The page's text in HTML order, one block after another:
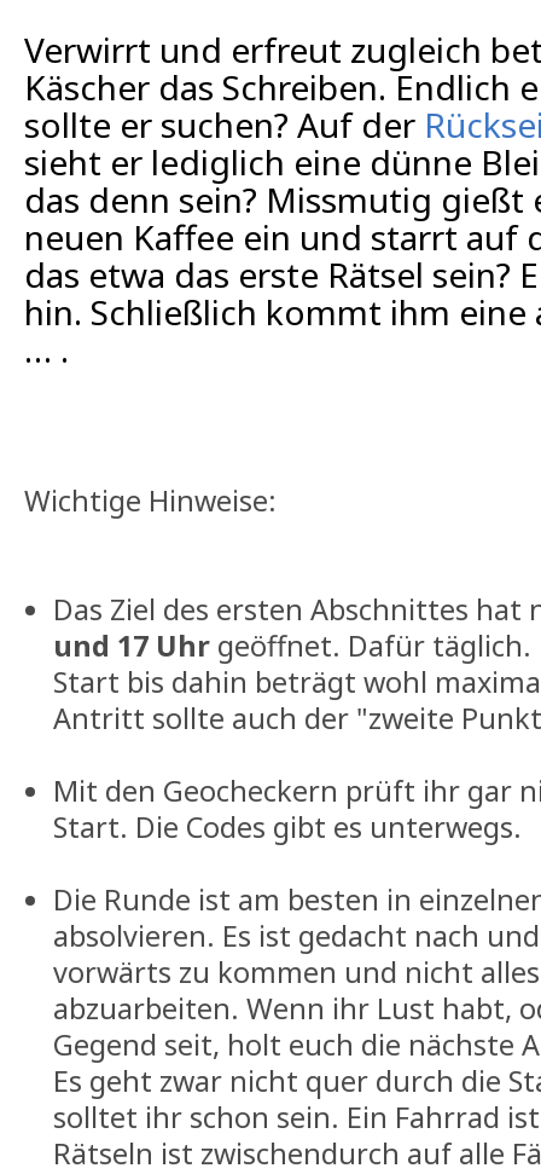
Verwirrt und erfreut zugleich
Käscher das Schreiben. Endlich
sollte er suchen? Auf der
sieht er lediglich eine dünne
das denn sein? Missmutig gießt
neuen Kaffee ein und starrt auf
das etwa das erste Rätsel sein?
hin. Schließlich kommt ihm
… .
Wichtige Hinweise:
Das Ziel des ersten Abschnittes hat
und 17 Uhr geöffnet. Dafür täglich.
Start bis dahin beträgt wohl
Antritt sollte auch der "zweite
Mit den Geocheckern prüft ihr gar
Start. Die Codes gibt es unterwegs.
Die Runde ist am besten in
absolvieren. Es ist gedacht nach
vorwärts zu kommen und nicht
abzuarbeiten. Wenn ihr Lust habt,
Gegend seit, holt euch die nächste
Es geht zwar nicht quer durch die
solltet ihr schon sein. Ein Fahrrad
Rätseln ist zwischendurch auf alle